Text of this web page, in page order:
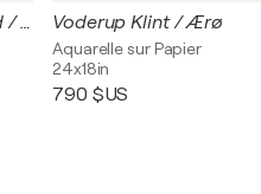
Regenschauer und Wind / Uredhoved / Ærø Voderup Klint / Ærø
Aquarelle sur Papier
24x18in
790 $US